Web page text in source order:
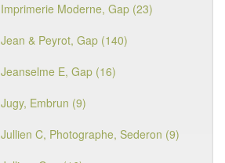
Imprimerie Moderne, Gap (23)
Jean & Peyrot, Gap (140)
Jeanselme E, Gap (16)
Jugy, Embrun (9)
Jullien C, Photographe, Sederon (9)